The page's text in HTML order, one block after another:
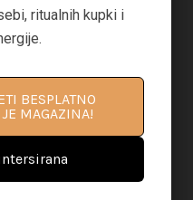
odnosa, jačanja lične
energije.
BESPLATNO
MAGAZINA!
ritualnih kupki i
BESPLATNO
MAGAZINA!